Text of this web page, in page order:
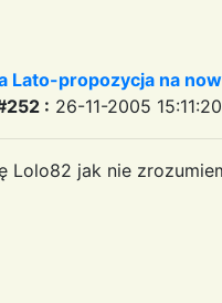
Lato-propozycja na
: 26-11-2005
Lolo82 jak nie